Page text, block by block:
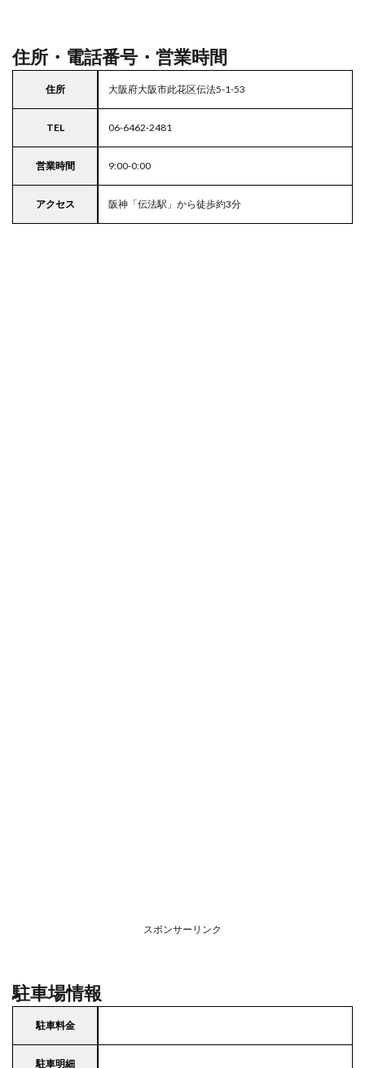
イフ
住所・電話番号・営業時間
住所 大阪府大阪市此花区伝法5-1-53
TEL 06-6462-2481
営業時間 9:00-0:00
アクセス 阪神「伝法駅」から徒歩約3分
スポンサーリンク
駐車場情報
駐車料金
駐車明細